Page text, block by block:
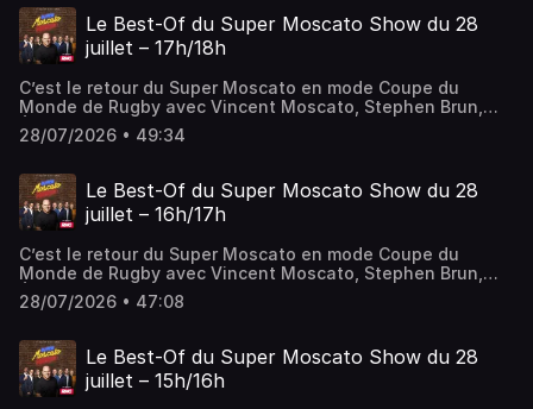
pourquoi ne pas en rire !
Le Best-Of du Super Moscato Show du 28
juillet – 17h/18h
C’est le retour du Super Moscato en mode Coupe du
Monde de Rugby avec Vincent Moscato, Stephen Brun,
Éric Di Meco, Denis Charvet et Marion Bartoli. Au
programme de cette dernière heure: les meilleurs débats
quizz sportif, le Kikadi.
28/07/2026 • 49:34
Le Best-Of du Super Moscato Show du 28
juillet – 16h/17h
C’est le retour du Super Moscato en mode Coupe du
Monde de Rugby avec Vincent Moscato, Stephen Brun,
Éric Di Meco, Denis Charvet et Marion Bartoli. Au
programme de cette deuxième heure: les meilleurs débats
deuxième édition du Journal Moyen.
28/07/2026 • 47:08
Le Best-Of du Super Moscato Show du 28
juillet – 15h/16h